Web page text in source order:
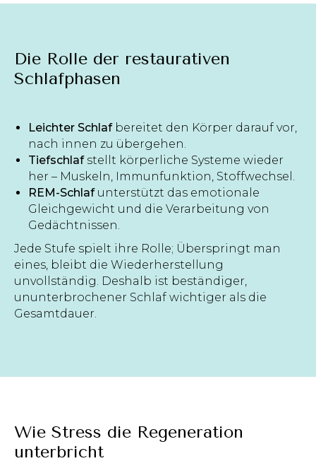
Die Rolle der restaurativen
Schlafphasen
Leichter Schlaf bereitet den Körper darauf vor,
nach innen zu übergehen.
Tiefschlaf stellt körperliche Systeme wieder
her – Muskeln, Immunfunktion, Stoffwechsel.
REM-Schlafunterstützt das emotionale
Gleichgewicht und die Verarbeitung von
Gedächtnissen.
Jede Stufe spielt ihre Rolle; Überspringt man
eines, bleibt die Wiederherstellung
unvollständig. Deshalb ist beständiger,
ununterbrochener Schlaf wichtiger als die
Gesamtdauer.
Wie Stress die Regeneration
unterbricht